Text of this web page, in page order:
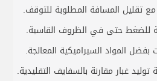
تقليل المسافة المطلوبة للتوقف.
للضغط حتى في الظروف القاسية.
المواد السيراميكية المعالجة.
غبار مقارنة بالسفايف التقليدية.